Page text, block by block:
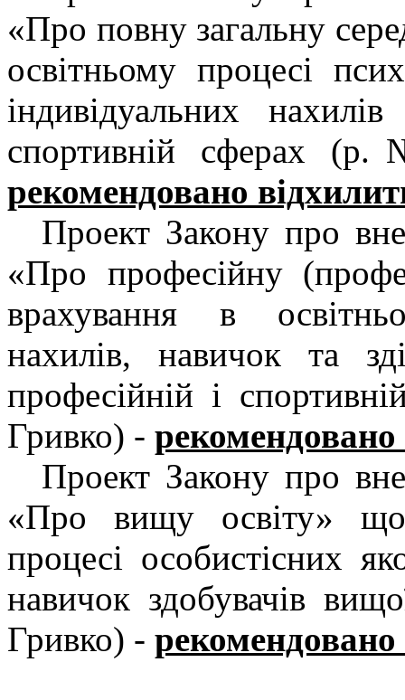
«Про повну загальну
освітньому процесі
індивідуальних
спортивній сферах
рекомендовано
Проект Закону про
«Про професійну
врахування в
нахилів, навичок та
професійній і
Гривко) - рекомендовано
Проект Закону про
«Про вищу освіту»
процесі особистісних
навичок здобувачів
Гривко) - рекомендовано